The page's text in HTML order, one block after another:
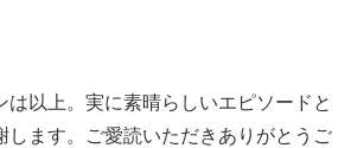
は以上。実に素晴らしいエピソードと
します。ご愛読いただきありがとうご